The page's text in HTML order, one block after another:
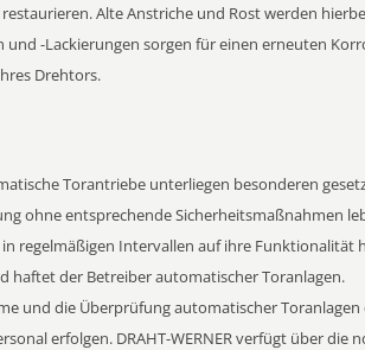
Alte Anstriche und Rost werden
-Lackierungen sorgen für einen erneuten
Drehtors.
Torantriebe unterliegen besonderen
ohne entsprechende Sicherheitsmaßnahmen
regelmäßigen Intervallen auf ihre Funktionalität
haftet der Betreiber automatischer Toranlagen.
und die Überprüfung automatischer
erfolgen. DRAHT-WERNER verfügt über die